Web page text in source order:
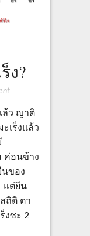
ง?
ล้ว ญาติ
เร็งแล้ว
ค่อนข้าง
นของ
แต่ยีน
ถิติ ตา
งซะ 2